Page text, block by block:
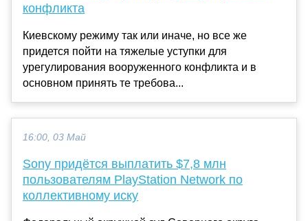
конфликта
Киевскому режиму так или иначе, но все же
придется пойти на тяжелые уступки для
урегулирования вооруженного конфликта и в
основном принять те требова...
16:00, 03 Май
Sony придётся выплатить $7,8 млн
пользователям PlayStation Network по
коллективному иску